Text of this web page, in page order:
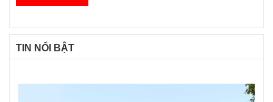
TIN NỔI BẬT